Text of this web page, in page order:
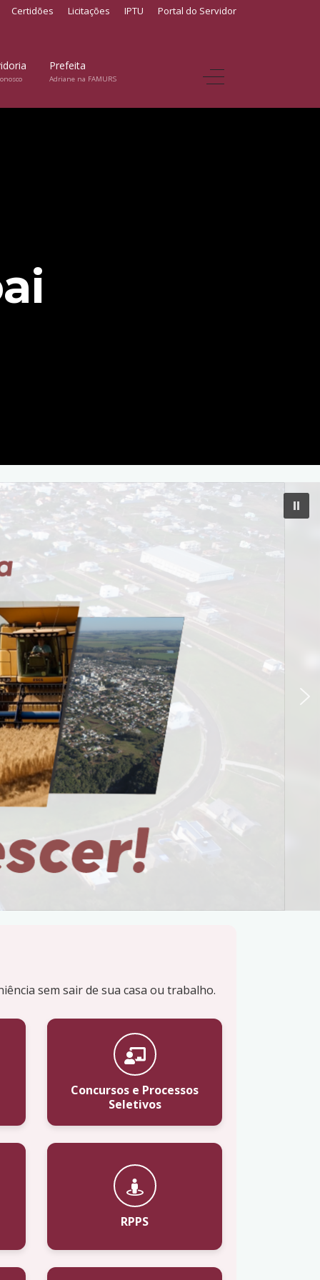
Certidões Licitações IPTU Portal do Servidor
Prefeita
Adriane na FAMURS
sem sair de sua casa ou trabalho.
Concursos e Processos
Seletivos
RPPS